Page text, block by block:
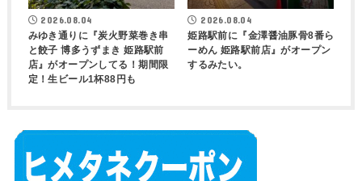
2026.08.04
みゆき通りに『炭火野菜巻き串
と餃子 博多うずまき 姫路駅前
店』がオープンしてる！期間限
定！生ビール1杯88円も
2026.08.04
姫路駅前に『金澤醤油豚骨8番ら
ーめん 姫路駅前店』がオープン
するみたい。